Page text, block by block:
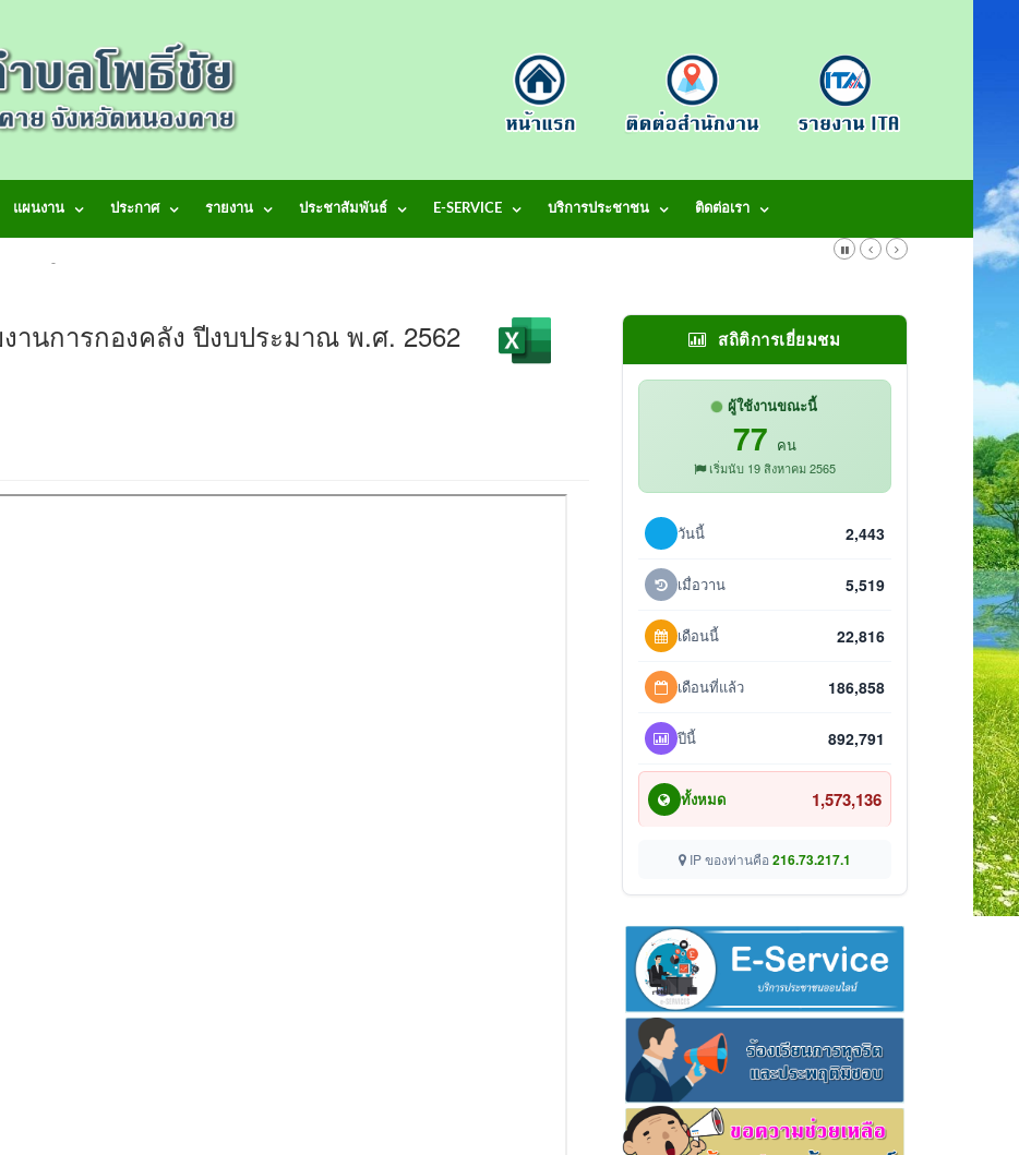
แผนงาน ประกาศ รายงาน ประชาสัมพันธ์ E-SERVICE บริการประชาชน ติดต่อเรา
รับเข้าสู่เว็บไซต์ เทศบาลตำบลโพธิ์ชัย
งานการกองคลัง ปีงบประมาณ พ.ศ. 2562 สถิติการเยี่ยมชม
ผู้ใช้งานขณะนี้
77 คน
เริ่มนับ 19 สิงหาคม 2565
วันนี้ 2,443
เมื่อวาน 5,519
เดือนนี้ 22,816
เดือนที่แล้ว 186,858
ปีนี้ 892,791
ทั้งหมด 1,573,136
IP ของท่านคือ 216.73.217.1